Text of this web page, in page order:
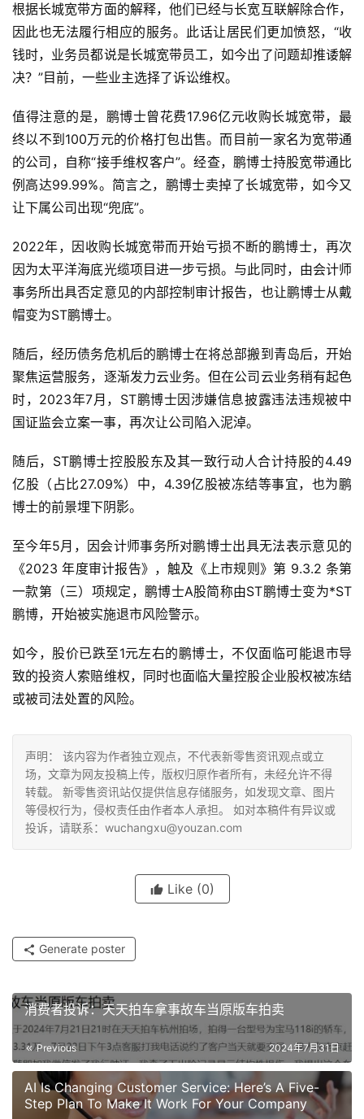
根据长城宽带方面的解释，他们已经与长宽互联解除合作，
因此也无法履行相应的服务。此话让居民们更加愤怒，“收
钱时，业务员都说是长城宽带员工，如今出了问题却推诿解
决？”目前，一些业主选择了诉讼维权。
值得注意的是，鹏博士曾花费17.96亿元收购长城宽带，最
终以不到100万元的价格打包出售。而目前一家名为宽带通
的公司，自称“接手维权客户”。经查，鹏博士持股宽带通比
例高达99.99%。简言之，鹏博士卖掉了长城宽带，如今又
让下属公司出现“兜底”。
2022年，因收购长城宽带而开始亏损不断的鹏博士，再次
因为太平洋海底光缆项目进一步亏损。与此同时，由会计师
事务所出具否定意见的内部控制审计报告，也让鹏博士从戴
帽变为ST鹏博士。
随后，经历债务危机后的鹏博士在将总部搬到青岛后，开始
聚焦运营服务，逐渐发力云业务。但在公司云业务稍有起色
时，2023年7月，ST鹏博士因涉嫌信息披露违法违规被中
国证监会立案一事，再次让公司陷入泥淖。
随后，ST鹏博士控股股东及其一致行动人合计持股的4.49
亿股（占比27.09%）中，4.39亿股被冻结等事宜，也为鹏
博士的前景埋下阴影。
至今年5月，因会计师事务所对鹏博士出具无法表示意见的
《2023 年度审计报告》，触及《上市规则》第 9.3.2 条第
一款第（三）项规定，鹏博士A股简称由ST鹏博士变为*ST
鹏博，开始被实施退市风险警示。
如今，股价已跌至1元左右的鹏博士，不仅面临可能退市导
致的投资人索赔维权，同时也面临大量控股企业股权被冻结
或被司法处置的风险。
声明： 该内容为作者独立观点，不代表新零售资讯观点或立
场，文章为网友投稿上传，版权归原作者所有，未经允许不得
转载。 新零售资讯站仅提供信息存储服务，如发现文章、图片
等侵权行为，侵权责任由作者本人承担。 如对本稿件有异议或
投诉，请联系：wuchangxu@youzan.com
Like (0)
Generate poster
消费者投诉：天天拍车拿事故车当原版车拍卖
Previous 2024年7月31日
AI Is Changing Customer Service: Here’s A Five-
Step Plan To Make It Work For Your Company